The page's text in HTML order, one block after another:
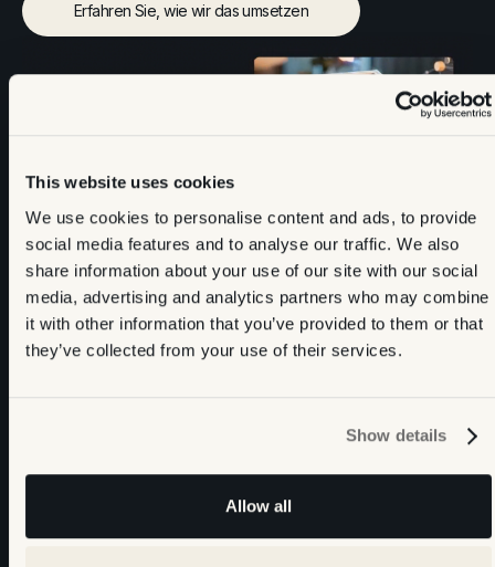
This website uses cookies
We use cookies to personalise content and ads, to provide
social media features and to analyse our traffic. We also
share information about your use of our site with our social
media, advertising and analytics partners who may combine
it with other information that you’ve provided to them or that
they’ve collected from your use of their services.
Show details
Allow all
Erfahren Sie, wie wir das umsetzen
Erfahren Sie, wie wir das umsetzen